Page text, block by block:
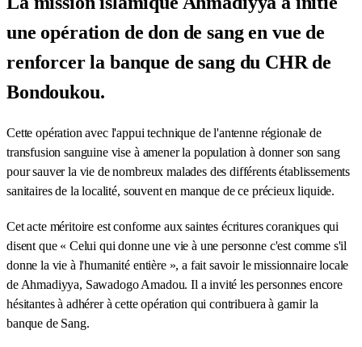
une opération de don de sang en vue de
renforcer la banque de sang du CHR de
Bondoukou.
Cette opération avec l'appui technique de l'antenne régionale de
transfusion sanguine vise à amener la population à donner son sang
pour sauver la vie de nombreux malades des différents établissements
sanitaires de la localité, souvent en manque de ce précieux liquide.
Cet acte méritoire est conforme aux saintes écritures coraniques qui
disent que « Celui qui donne une vie à une personne c'est comme s'il
donne la vie à l'humanité entière », a fait savoir le missionnaire locale
de Ahmadiyya, Sawadogo Amadou. Il a invité les personnes encore
hésitantes à adhérer à cette opération qui contribuera à garnir la
banque de Sang.